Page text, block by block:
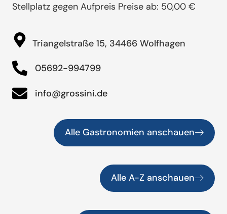
Stellplatz gegen Aufpreis Preise ab: 50,00 €
Triangelstraße 15, 34466 Wolfhagen
05692-994799
info@grossini.de
Alle Gastronomien anschauen
Alle A-Z anschauen